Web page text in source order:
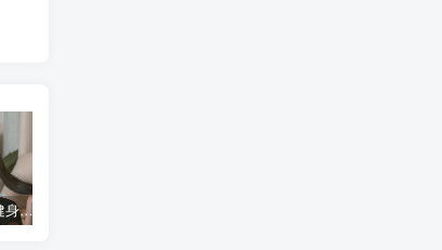
蠢沫沫 大巴车+健身环+埃及喵COS写真合集